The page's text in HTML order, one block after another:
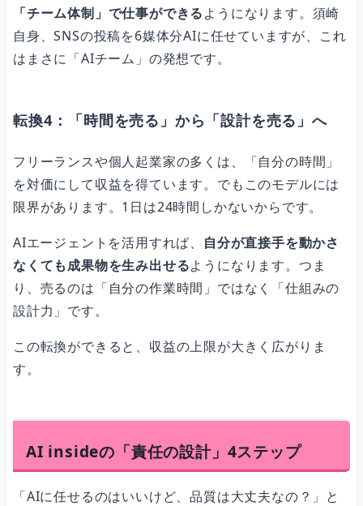
「チーム体制」で仕事ができるようになります。須崎
自身、SNSの投稿を6媒体分AIに任せていますが、これ
はまさに「AIチーム」の発想です。
転換4：「時間を売る」から「設計を売る」へ
フリーランスや個人起業家の多くは、「自分の時間」
を対価にして収益を得ています。でもこのモデルには
限界があります。1日は24時間しかないからです。
AIエージェントを活用すれば、 自分が直接手を動かさ
なくても成果物を生み出せるようになります。つま
り、売るのは「自分の作業時間」ではなく「仕組みの
設計力」です。
この転換ができると、収益の上限が大きく広がりま
す。
AI insideの「責任の設計」4ステップ
「AIに任せるのはいいけど、品質は大丈夫なの？」と